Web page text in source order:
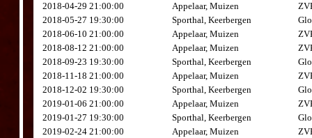
2018-04-29 21:00:00
Appelaar, Muizen
2018-05-27 19:30:00
Sporthal, Keerbergen
2018-06-10 21:00:00
Appelaar, Muizen
2018-08-12 21:00:00
Appelaar, Muizen
2018-09-23 19:30:00
Sporthal, Keerbergen
2018-11-18 21:00:00
Appelaar, Muizen
2018-12-02 19:30:00
Sporthal, Keerbergen
2019-01-06 21:00:00
Appelaar, Muizen
2019-01-27 19:30:00
Sporthal, Keerbergen
2019-02-24 21:00:00
Appelaar, Muizen